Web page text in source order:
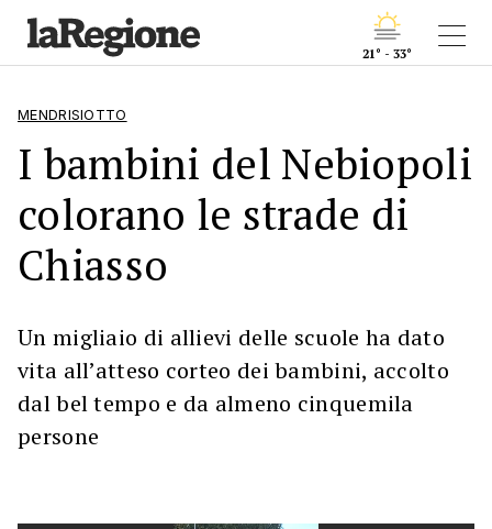
21° - 33°
MENDRISIOTTO
I bambini del Nebiopoli
colorano le strade di
Chiasso
Un migliaio di allievi delle scuole ha dato
vita all’atteso corteo dei bambini, accolto
dal bel tempo e da almeno cinquemila
persone